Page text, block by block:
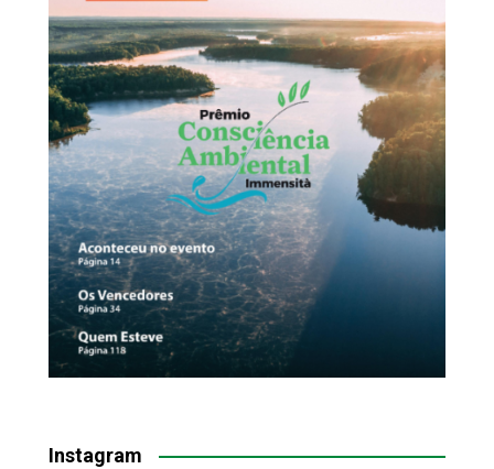
Instagram